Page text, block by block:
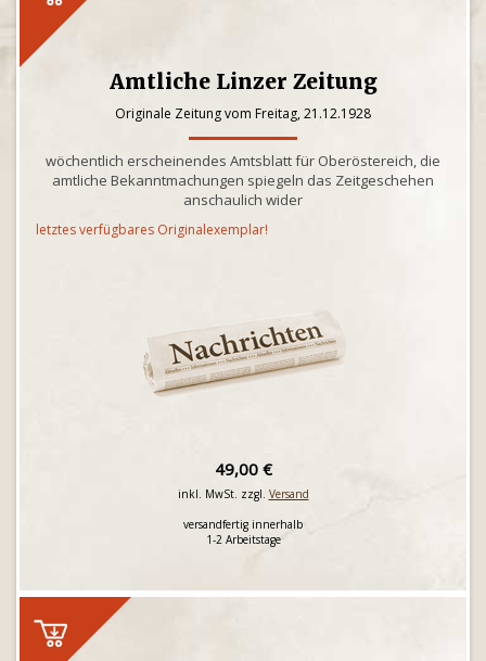
Amtliche Linzer Zeitung
Originale Zeitung vom Freitag, 21.12.1928
wöchentlich erscheinendes Amtsblatt für Oberöstereich, die
amtliche Bekanntmachungen spiegeln das Zeitgeschehen
anschaulich wider
letztes verfügbares Originalexemplar!
49,00 €
inkl. MwSt. zzgl. Versand
versandfertig innerhalb
1-2 Arbeitstage